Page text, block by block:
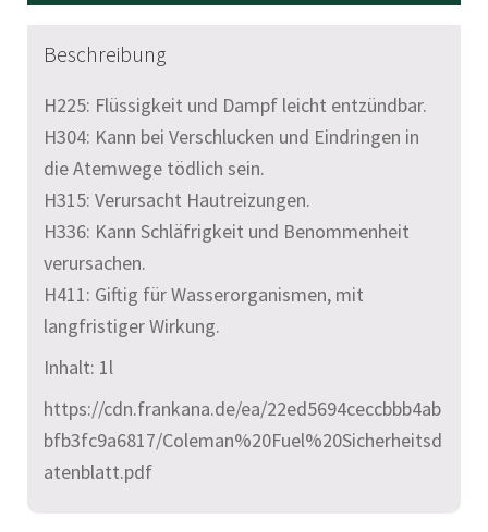
Beschreibung
H225: Flüssigkeit und Dampf leicht entzündbar.
H304: Kann bei Verschlucken und Eindringen in
die Atemwege tödlich sein.
H315: Verursacht Hautreizungen.
H336: Kann Schläfrigkeit und Benommenheit
verursachen.
H411: Giftig für Wasserorganismen, mit
langfristiger Wirkung.
Inhalt: 1l
https://cdn.frankana.de/ea/22ed5694ceccbbb4ab
bfb3fc9a6817/Coleman%20Fuel%20Sicherheitsd
atenblatt.pdf